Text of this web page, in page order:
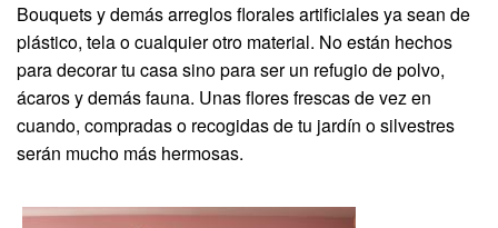
Bouquets y demás arreglos florales artificiales ya sean de
plástico, tela o cualquier otro material. No están hechos
para decorar tu casa sino para ser un refugio de polvo,
ácaros y demás fauna. Unas flores frescas de vez en
cuando, compradas o recogidas de tu jardín o silvestres
serán mucho más hermosas.